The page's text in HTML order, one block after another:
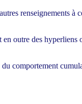
renseignements à
outre des hyperliens
comportement